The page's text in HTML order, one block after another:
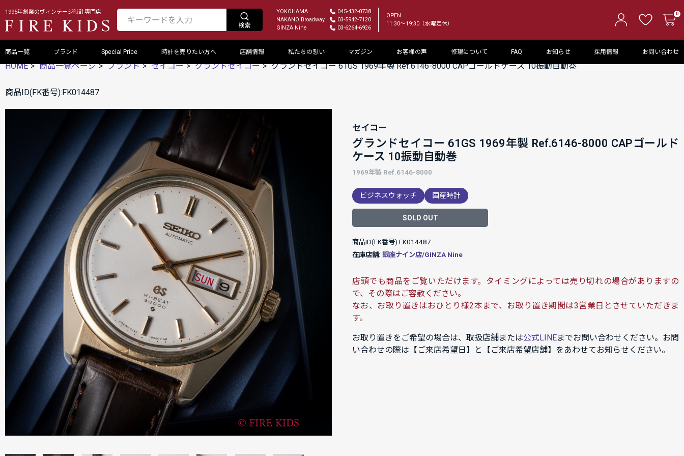
1995年創業のヴィンテージ時計専門店 YOKOHAMA
045-432-0738
NAKANO Broadway
03-5942-7120
GINZA Nine
03-6264-6926
OPEN
11:30～19:30（水曜定休）
0
商品一覧 ブランド Special Price 時計を売りたい方へ 店舗情報 私たちの想い マガジン お客様の声 修理について FAQ お知らせ 採用情報 お問い合わせ
HOME 商品一覧ページ ブランド セイコー グランドセイコー グランドセイコー 61GS 1969年製 Ref.6146-8000 CAPゴールドケース 10振動自動巻
商品ID(FK番号):FK014487
セイコー
グランドセイコー 61GS 1969年製 Ref.6146-8000 CAPゴールド
ケース 10振動自動巻
1969年製 Ref.6146-8000
ビジネスウォッチ 国産時計
SOLD OUT
商品ID(FK番号):FK014487
在庫店舗: 銀座ナイン店/GINZA Nine
店頭でも商品をご覧いただけます。タイミングによっては売り切れの場合がありますの
で、その際はご容赦ください。
なお、お取り置きはおひとり様2本まで、お取り置き期間は3営業日とさせていただきま
す。
お取り置きをご希望の場合は、取扱店舗または公式LINEまでお問い合わせください。お問
い合わせの際は【ご来店希望日】と【ご来店希望店舗】をあわせてお知らせください。